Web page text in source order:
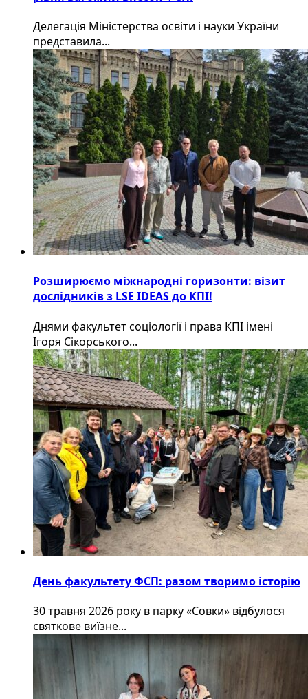
Делегація Міністерства освіти і науки України
представила...
Розширюємо міжнародні горизонти: візит
дослідників з LSE IDEAS до КПІ!
Днями факультет соціології і права КПІ імені
Ігоря Сікорського...
День факультету ФСП: разом творимо історію
30 травня 2026 року в парку «Совки» відбулося
святкове виїзне...